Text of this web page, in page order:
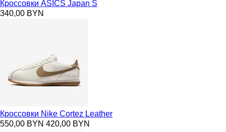
Кроссовки ASICS Japan S
340,00 BYN
Кроссовки Nike Cortez Leather
550,00 BYN 420,00 BYN